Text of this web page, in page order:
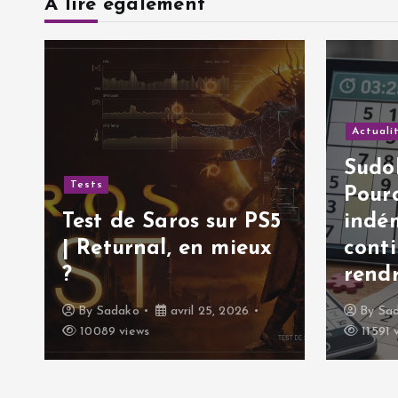
t
l
e
A lire également
Tests
Test de Saros sur PS5
| Returnal, en mieux
?
By Sadako
avril 25, 2026
10089 views
By
11591